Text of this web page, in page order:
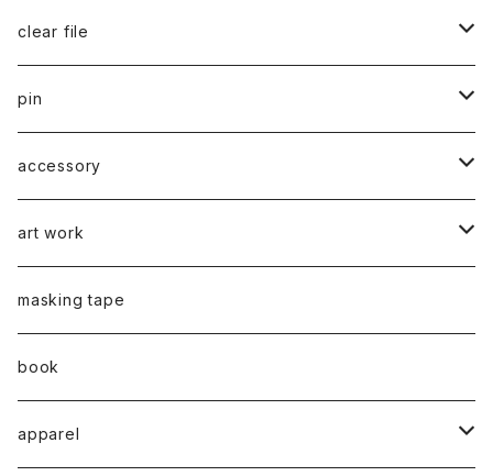
千葉真弘
川淵美帆
馬渕祐輝
牧野亮介
series 01
蛯子陽太
web限定
series 03
all complete
蛯子陽太
series 04
乾 夏樹
蛯子 陽太
2019
typeB
2020
CASUAL 横タイプ
CLASSIC 縦タイプ
2021
CLASSIC
CASUAL
2022
VERTICAL -ヴァーティカル-
Horizon -ホライゾン-
2023
VERTICAL - ヴァーティカル -
Horizon - ホライゾン -
2024
Vertical - ヴァーティカル -縦型
clear file
series 02
all complete
series 04
pin
series 01
蛯子陽太
後藤裕貴
accessory
弓山諒
ピアス
イヤリング
牧野亮介
ピアス
イヤリング
西川雄野
イヤリング
art work
蛯子陽太
猫 - cat -
犬 - dog -
白石貴喜
清尾あかり
masking tape
book
apparel